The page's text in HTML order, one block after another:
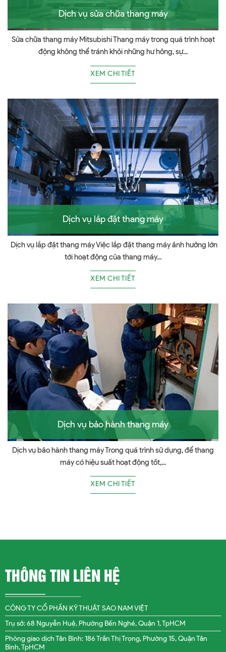
Dịch vụ sửa chữa thang máy
Sửa chữa thang máy Mitsubishi Thang máy trong quá trình hoạt
động không thể tránh khỏi những hư hỏng, sự...
XEM CHI TIẾT
Dịch vụ lắp đặt thang máy
Dịch vụ lắp đặt thang máy Việc lắp đặt thang máy ảnh hưởng lớn
tới hoạt động của thang máy...
XEM CHI TIẾT
Dịch vụ bảo hành thang máy
Dịch vụ bảo hành thang máy Trong quá trình sử dụng, để thang
máy có hiệu suất hoạt động tốt,...
XEM CHI TIẾT
THÔNG TIN LIÊN HỆ
CÔNG TY CỔ PHẦN KỸ THUẬT SAO NAM VIỆT
Trụ sở: 68 Nguyễn Huệ, Phường Bến Nghé, Quận 1, TpHCM
Phòng giao dịch Tân Bình: 186 Trần Thị Trọng, Phường 15, Quận Tân
Bình, TpHCM